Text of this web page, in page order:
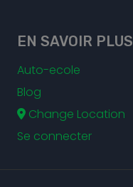
EN SAVOIR PLUS
Auto-ecole
Blog
Change Location
Se connecter